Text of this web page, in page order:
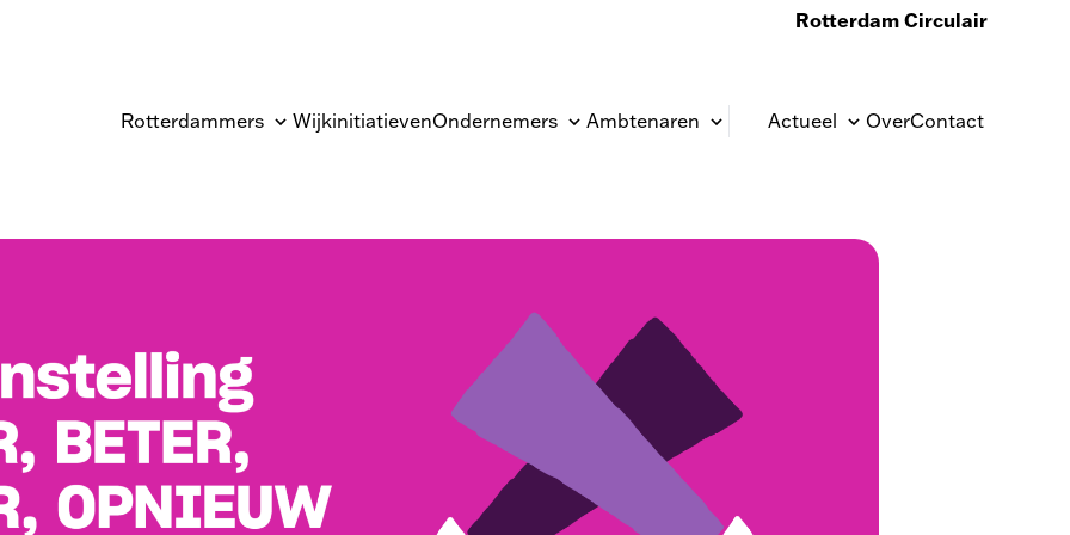
Rotterdammers WijkinitiatievenOndernemers Ambtenaren Actueel OverContact
Rotterdam Circulair